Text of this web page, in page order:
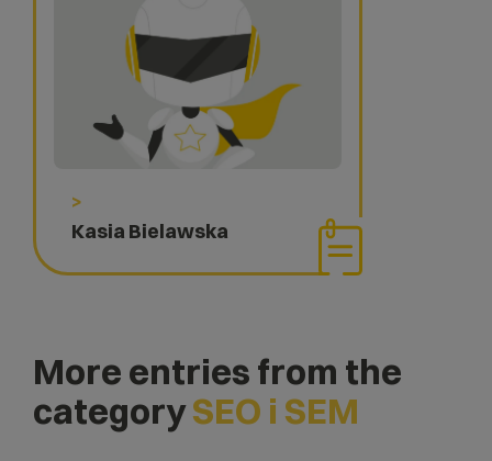
>
Kasia Bielawska
More entries from the
categorySEO i SEM